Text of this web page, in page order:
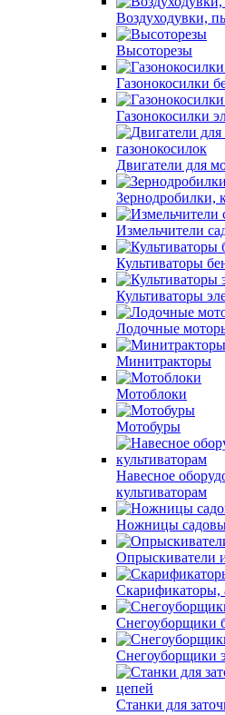
Воздуходувки,
Высоторезы
Газонокосилки
Газонокосилки
Двигатели для
Зернодробилки,
Измельчители
Культиваторы
Культиваторы
Лодочные
Минитракторы
Мотоблоки
Мотобуры
Навесное
культиваторам
Ножницы
Опрыскиватели
Скарификаторы,
Снегоуборщики
Снегоуборщики
Станки для